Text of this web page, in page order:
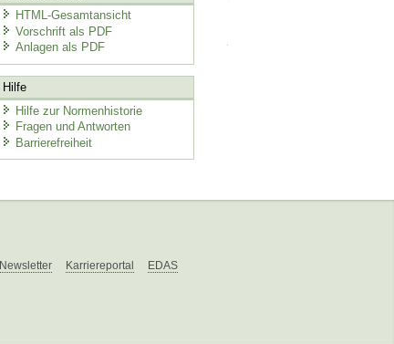
HTML-Gesamtansicht
Vorschrift als PDF
Anlagen als PDF
Hilfe
Hilfe zur Normenhistorie
Fragen und Antworten
Barrierefreiheit
Newsletter Karriereportal EDAS